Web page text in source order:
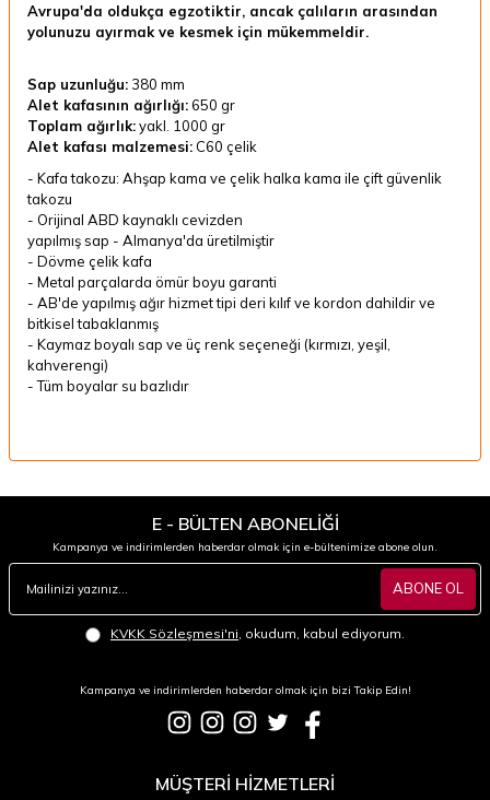
Avrupa'da oldukça egzotiktir, ancak çalıların arasından
yolunuzu ayırmak ve kesmek için mükemmeldir.
Sap uzunluğu: 380 mm
Alet kafasının ağırlığı: 650 gr
Toplam ağırlık:yakl. 1000 gr
Alet kafası malzemesi: C60 çelik
- Kafa takozu: Ahşap kama ve çelik halka kama ile çift güvenlik
takozu
- Orijinal ABD kaynaklı cevizden
yapılmış sap - Almanya'da üretilmiştir
- Dövme çelik kafa
- Metal parçalarda ömür boyu garanti
- AB'de yapılmış ağır hizmet tipi deri kılıf ve kordon dahildir ve
bitkisel tabaklanmış
- Kaymaz boyalı sap ve üç renk seçeneği (kırmızı, yeşil,
kahverengi)
- Tüm boyalar su bazlıdır
E - BÜLTEN ABONELİĞİ
Kampanya ve indirimlerden haberdar olmak için e-bültenimize abone olun.
ABONE OL
KVKK Sözleşmesi'ni , okudum, kabul ediyorum.
Kampanya ve indirimlerden haberdar olmak için bizi Takip Edin!
MÜŞTERİ HİZMETLERİ